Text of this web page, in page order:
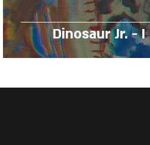
Dinosaur Jr. - I